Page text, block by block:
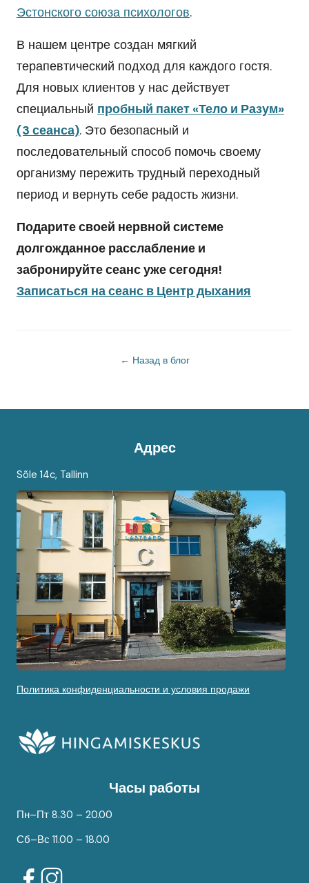
Эстонского союза психологов.
В нашем центре создан мягкий
терапевтический подход для каждого гостя.
Для новых клиентов у нас действует
специальный пробный пакет «Тело и Разум»
(3 сеанса). Это безопасный и
последовательный способ помочь своему
организму пережить трудный переходный
период и вернуть себе радость жизни.
Подарите своей нервной системе
долгожданное расслабление и
забронируйте сеанс уже сегодня!
Записаться на сеанс в Центр дыхания
← Назад в блог
Адрес
Sõle 14c, Tallinn
Политика конфиденциальности и условия продажи
Часы работы
Пн–Пт 8.30 – 20.00
Сб–Вс 11.00 – 18.00